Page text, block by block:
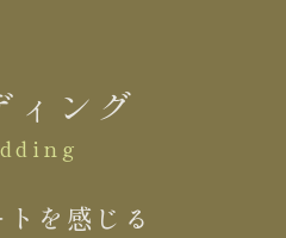
ィング
を感じる